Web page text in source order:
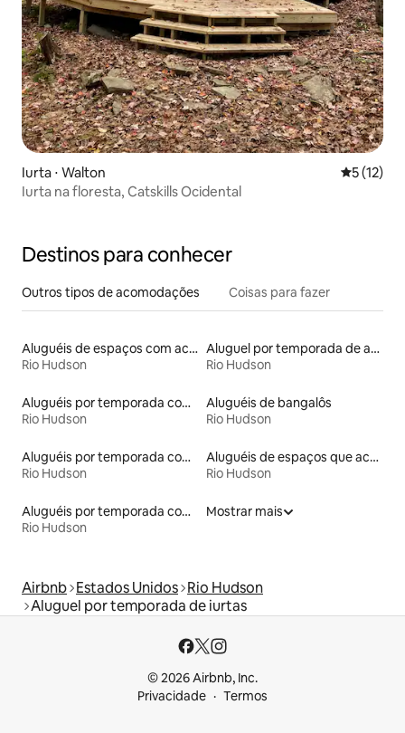
Iurta ⋅ Walton 5 de uma
5 (12)
Iurta na floresta, Catskills Ocidental
Destinos para conhecer
Outros tipos de acomodações Coisas para fazer
Aluguéis de espaços com acesso direto a pistas de esqui
Rio Hudson
Aluguel por temporada de apart-hotéis
Rio Hudson
Aluguéis por temporada com banheira
Rio Hudson
Aluguéis de bangalôs
Rio Hudson
Aluguéis por temporada com banheira de hidromassagem
Rio Hudson
Aluguéis de espaços que aceitam animais de estimação
Rio Hudson
Aluguéis por temporada com cama de altura acessível
Rio Hudson
Mostrar mais
Airbnb Estados Unidos Rio Hudson
Aluguel por temporada de iurtas
© 2026 Airbnb, Inc.
Privacidade
Termos